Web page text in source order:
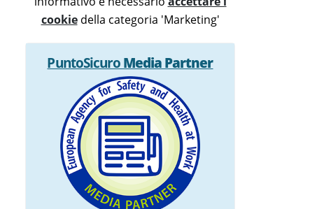
cookiedella categoria 'Marketing'
PuntoSicuroMedia Partner